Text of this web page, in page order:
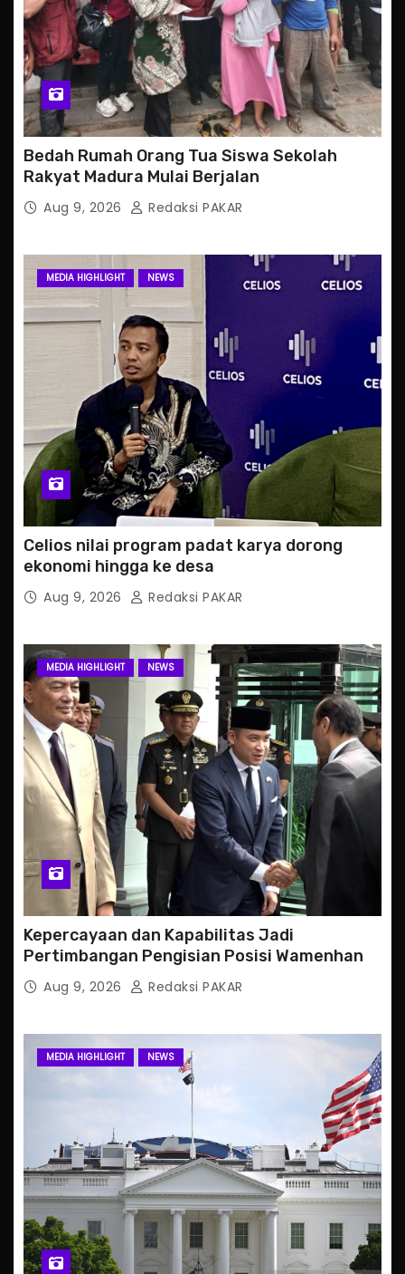
Bedah Rumah Orang Tua Siswa Sekolah
Rakyat Madura Mulai Berjalan
Aug 9, 2026 Redaksi PAKAR
MEDIA HIGHLIGHT NEWS
Celios nilai program padat karya dorong
ekonomi hingga ke desa
Aug 9, 2026 Redaksi PAKAR
MEDIA HIGHLIGHT NEWS
Kepercayaan dan Kapabilitas Jadi
Pertimbangan Pengisian Posisi Wamenhan
Aug 9, 2026 Redaksi PAKAR
MEDIA HIGHLIGHT NEWS